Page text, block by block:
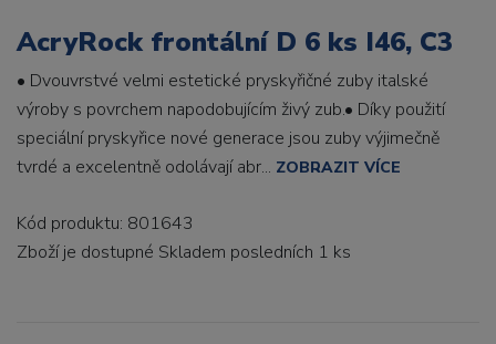
AcryRock frontální D 6 ks I46, C3
• Dvouvrstvé velmi estetické pryskyřičné zuby italské
výroby s povrchem napodobujícím živý zub.• Díky použití
speciální pryskyřice nové generace jsou zuby výjimečně
tvrdé a excelentně odolávají abr... ZOBRAZIT VÍCE
Kód produktu: 801643
Zboží je dostupné Skladem posledních 1 ks